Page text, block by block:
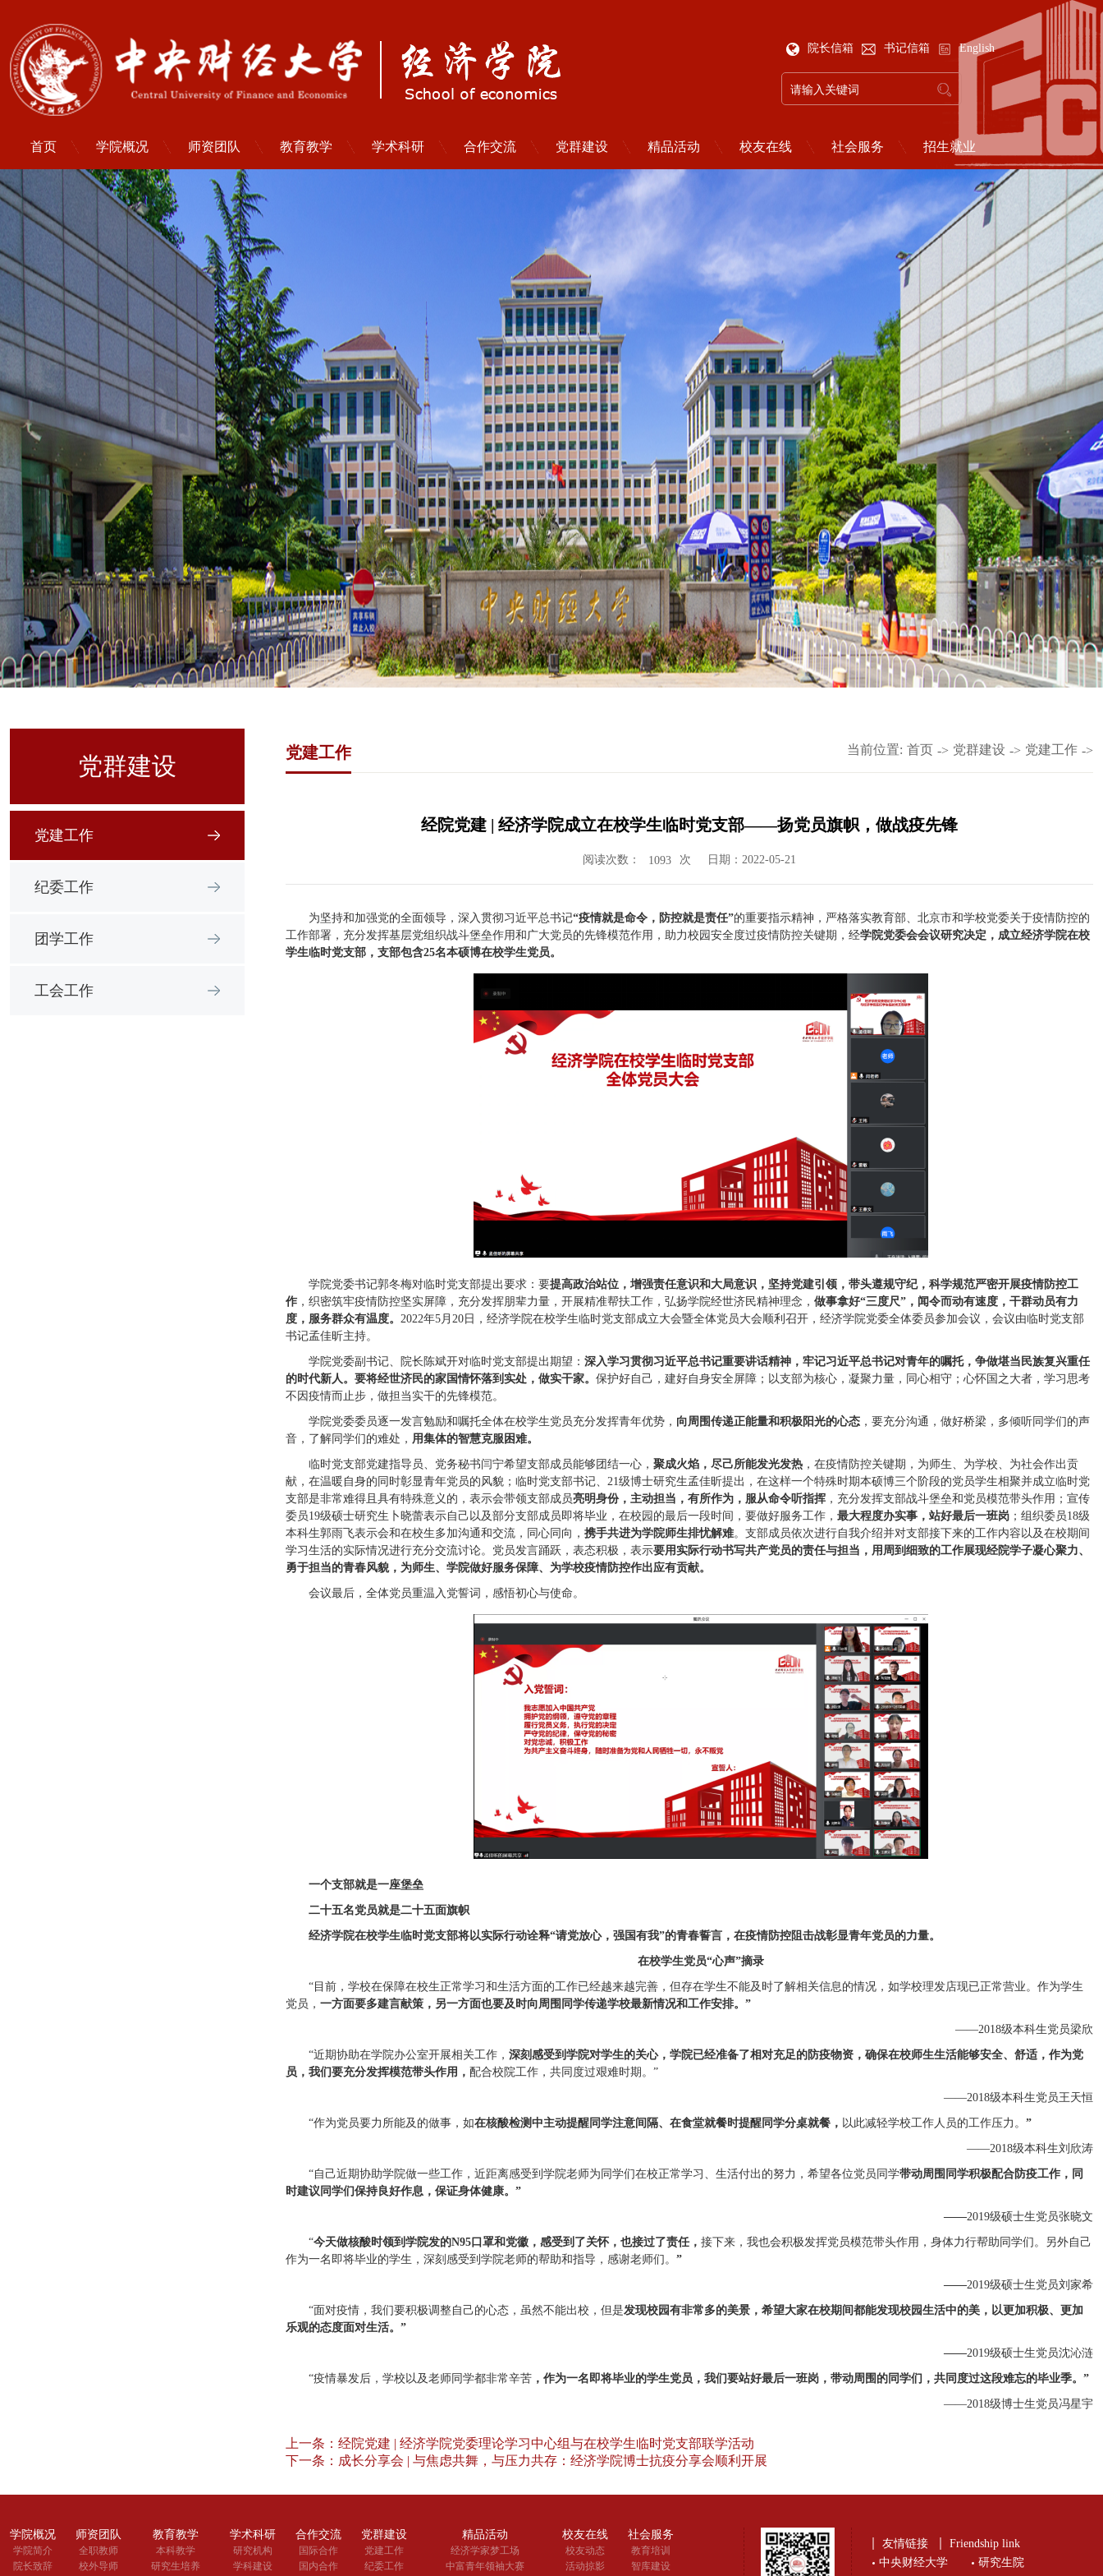
院长信箱 书记信箱 English
首页 学院概况 师资团队 教育教学 学术科研 合作交流 党群建设 精品活动 校友在线 社会服务 招生就业
党群建设
党建工作
纪委工作
团学工作
工会工作
党建工作 当前位置: 首页 -> 党群建设 -> 党建工作 ->
经院党建 | 经济学院成立在校学生临时党支部——扬党员旗帜，做战疫先锋
阅读次数： 1093 次 日期：2022-05-21
为坚持和加强党的全面领导，深入贯彻习近平总书记“疫情就是命令，防控就是责任”的重要指示精神，严格落实教育部、北京市和学校党委关于疫情防控的
工作部署，充分发挥基层党组织战斗堡垒作用和广大党员的先锋模范作用，助力校园安全度过疫情防控关键期，经学院党委会会议研究决定，成立经济学院在校
学生临时党支部，支部包含25名本硕博在校学生党员。
学院党委书记郭冬梅对临时党支部提出要求：要提高政治站位，增强责任意识和大局意识，坚持党建引领，带头遵规守纪，科学规范严密开展疫情防控工
作 ，织密筑牢疫情防控坚实屏障，充分发挥朋辈力量，开展精准帮扶工作，弘扬学院经世济民精神理念， 做事拿好“三度尺”，闻令而动有速度，干群动员有力
度，服务群众有温度。 2022年5月20日，经济学院在校学生临时党支部成立大会暨全体党员大会顺利召开，经济学院党委全体委员参加会议，会议由临时党支部
书记孟佳昕主持。
学院党委副书记、院长陈斌开对临时党支部提出期望： 深入学习贯彻习近平总书记重要讲话精神，牢记习近平总书记对青年的嘱托，争做堪当民族复兴重任
的时代新人。 要将经世济民的家国情怀落到实处，做实干家。 保护好自己，建好自身安全屏障；以支部为核心，凝聚力量，同心相守；心怀国之大者，学习思考
不因疫情而止步，做担当实干的先锋模范。
学院党委委员逐一发言勉励和嘱托全体在校学生党员充分发挥青年优势， 向周围传递正能量和积极阳光的心态 ，要充分沟通，做好桥梁，多倾听同学们的声
音，了解同学们的难处， 用集体的智慧克服困难。
临时党支部党建指导员、党务秘书闫宁希望支部成员能够团结一心， 聚成火焰，尽己所能发光发热 ，在疫情防控关键期，为师生、为学校、为社会作出贡
献，在温暖自身的同时彰显青年党员的风貌；临时党支部书记、21级博士研究生孟佳昕提出，在这样一个特殊时期本硕博三个阶段的党员学生相聚并成立临时党
支部是非常难得且具有特殊意义的，表示会带领支部成员亮明身份，主动担当，有所作为，服从命令听指挥 ，充分发挥支部战斗堡垒和党员模范带头作用；宣传
委员19级硕士研究生卜晓蕾表示自己以及部分支部成员即将毕业，在校园的最后一段时间，要做好服务工作， 最大程度办实事，站好最后一班岗 ；组织委员18级
本科生郭雨飞表示会和在校生多加沟通和交流，同心同向， 携手共进为学院师生排忧解难。支部成员依次进行自我介绍并对支部接下来的工作内容以及在校期间
学习生活的实际情况进行充分交流讨论。党员发言踊跃，表态积极，表示要用实际行动书写共产党员的责任与担当，用周到细致的工作展现经院学子凝心聚力、
勇于担当的青春风貌，为师生、学院做好服务保障、为学校疫情防控作出应有贡献。
会议最后，全体党员重温入党誓词，感悟初心与使命。
一个支部就是一座堡垒
二十五名党员就是二十五面旗帜
经济学院在校学生临时党支部将以实际行动诠释“请党放心，强国有我”的青春誓言，在疫情防控阻击战彰显青年党员的力量。
在校学生党员“心声”摘录
“目前，学校在保障在校生正常学习和生活方面的工作已经越来越完善，但存在学生不能及时了解相关信息的情况，如学校理发店现已正常营业。作为学生
党员， 一方面要多建言献策，另一方面也要及时向周围同学传递学校最新情况和工作安排。”
——2018级本科生党员梁欣
“近期协助在学院办公室开展相关工作， 深刻感受到学院对学生的关心，学院已经准备了相对充足的防疫物资，确保在校师生生活能够安全、舒适，作为党
员，我们要充分发挥模范带头作用， 配合校院工作，共同度过艰难时期。”
——2018级本科生党员王天恒
“作为党员要力所能及的做事，如在核酸检测中主动提醒同学注意间隔、在食堂就餐时提醒同学分桌就餐， 以此减轻学校工作人员的工作压力。 ”
——2018级本科生刘欣涛
“自己近期协助学院做一些工作，近距离感受到学院老师为同学们在校正常学习、生活付出的努力，希望各位党员同学带动周围同学积极配合防疫工作，同
时建议同学们保持良好作息，保证身体健康。”
——2019级硕士生党员张晓文
“今天做核酸时领到学院发的N95 口罩和党徽，感受到了关怀，也接过了责任， 接下来，我也会积极发挥党员模范带头作用，身体力行帮助同学们。另外自己
作为一名即将毕业的学生，深刻感受到学院老师的帮助和指导，感谢老师们。 ”
——2019级硕士生党员刘家希
“面对疫情，我们要积极调整自己的心态，虽然不能出校，但是发现校园有非常多的美景，希望大家在校期间都能发现校园生活中的美，以更加积极、更加
乐观的态度面对生活。”
——2019级硕士生党员沈沁涟
“疫情暴发后，学校以及老师同学都非常辛苦 ，作为一名即将毕业的学生党员，我们要站好最后一班岗，带动周围的同学们，共同度过这段难忘的毕业季。”
——2018级博士生党员冯星宇
上一条： 经院党建 | 经济学院党委理论学习中心组与在校学生临时党支部联学活动
下一条： 成长分享会 | 与焦虑共舞，与压力共存：经济学院博士抗疫分享会顺利开展
学院概况
学院简介
院长致辞
师资团队
全职教师
校外导师
教育教学
本科教学
研究生培养
学术科研
研究机构
学科建设
合作交流
国际合作
国内合作
党群建设
党建工作
纪委工作
精品活动
经济学家梦工场
中富青年领袖大赛
校友在线
校友动态
活动掠影
社会服务
教育培训
智库建设
友情链接
Friendship link
中央财经大学
研究生院